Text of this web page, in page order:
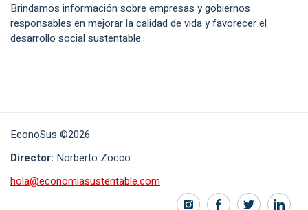
Brindamos información sobre empresas y gobiernos
responsables en mejorar la calidad de vida y favorecer el
desarrollo social sustentable.
EconoSus ©2026
Director: Norberto Zocco
hola@economiasustentable.com